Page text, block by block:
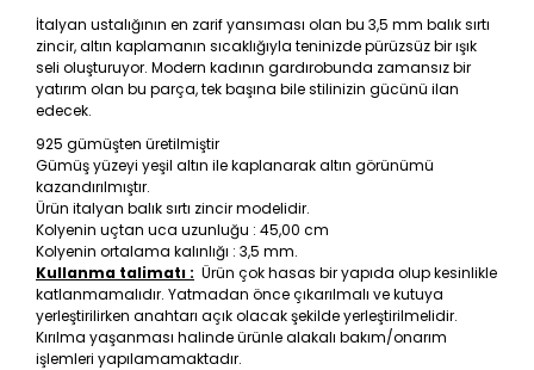
İtalyan ustalığının en zarif yansıması olan bu 3,5 mm balık sırtı
zincir, altın kaplamanın sıcaklığıyla teninizde pürüzsüz bir ışık
seli oluşturuyor. Modern kadının gardırobunda zamansız bir
yatırım olan bu parça, tek başına bile stilinizin gücünü ilan
edecek.
925 gümüşten üretilmiştir
Gümüş yüzeyi yeşil altın ile kaplanarak altın görünümü
kazandırılmıştır.
Ürün italyan balık sırtı zincir modelidir.
Kolyenin uçtan uca uzunluğu : 45,00 cm
Kolyenin ortalama kalınlığı : 3,5 mm.
Kullanma talimatı : Ürün çok hasas bir yapıda olup kesinlikle
katlanmamalıdır. Yatmadan önce çıkarılmalı ve kutuya
yerleştirilirken anahtarı açık olacak şekilde yerleştirilmelidir.
Kırılma yaşanması halinde ürünle alakalı bakım/onarım
işlemleri yapılamamaktadır.